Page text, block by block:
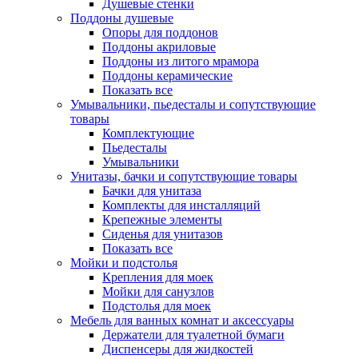
Душевые стенки
Поддоны душевые
Опоры для поддонов
Поддоны акриловые
Поддоны из литого мрамора
Поддоны керамические
Показать все
Умывальники, пьедесталы и сопутствующие
товары
Комплектующие
Пьедесталы
Умывальники
Унитазы, бачки и сопутствующие товары
Бачки для унитаза
Комплекты для инсталляций
Крепежные элементы
Сиденья для унитазов
Показать все
Мойки и подстолья
Крепления для моек
Мойки для санузлов
Подстолья для моек
Мебель для ванных комнат и аксессуары
Держатели для туалетной бумаги
Диспенсеры для жидкостей